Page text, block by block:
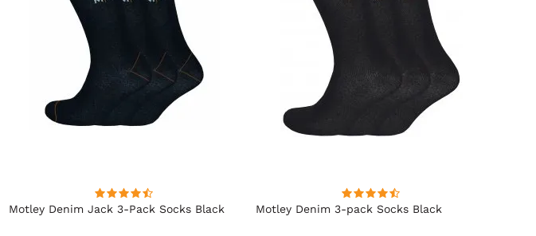
Motley Denim Jack 3-Pack Socks Black Motley Denim 3-pack Socks Black